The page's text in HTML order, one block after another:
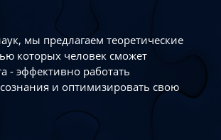
мы предлагаем теоретические
которых человек сможет
- эффективно работать
и оптимизировать свою